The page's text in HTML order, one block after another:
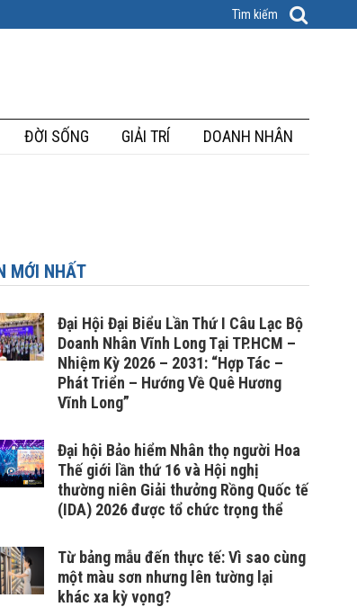
ĐỜI SỐNG GIẢI TRÍ DOANH NHÂN
MỚI NHẤT
Đại Hội Đại Biểu Lần Thứ I Câu Lạc Bộ
Doanh Nhân Vĩnh Long Tại TP.HCM –
Nhiệm Kỳ 2026 – 2031: “Hợp Tác –
Phát Triển – Hướng Về Quê Hương
Vĩnh Long”
Đại hội Bảo hiểm Nhân thọ người Hoa
Thế giới lần thứ 16 và Hội nghị
thường niên Giải thưởng Rồng Quốc tế
(IDA) 2026 được tổ chức trọng thể
Từ bảng mẫu đến thực tế: Vì sao cùng
một màu sơn nhưng lên tường lại
khác xa kỳ vọng?